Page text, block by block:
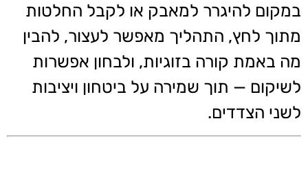
במקום להיגרר למאבק או לקבל החלטות
מתוך לחץ, התהליך מאפשר לעצור, להבין
מה באמת קורה בזוגיות, ולבחון אפשרות
לשיקום — תוך שמירה על ביטחון ויציבות
לשני הצדדים.